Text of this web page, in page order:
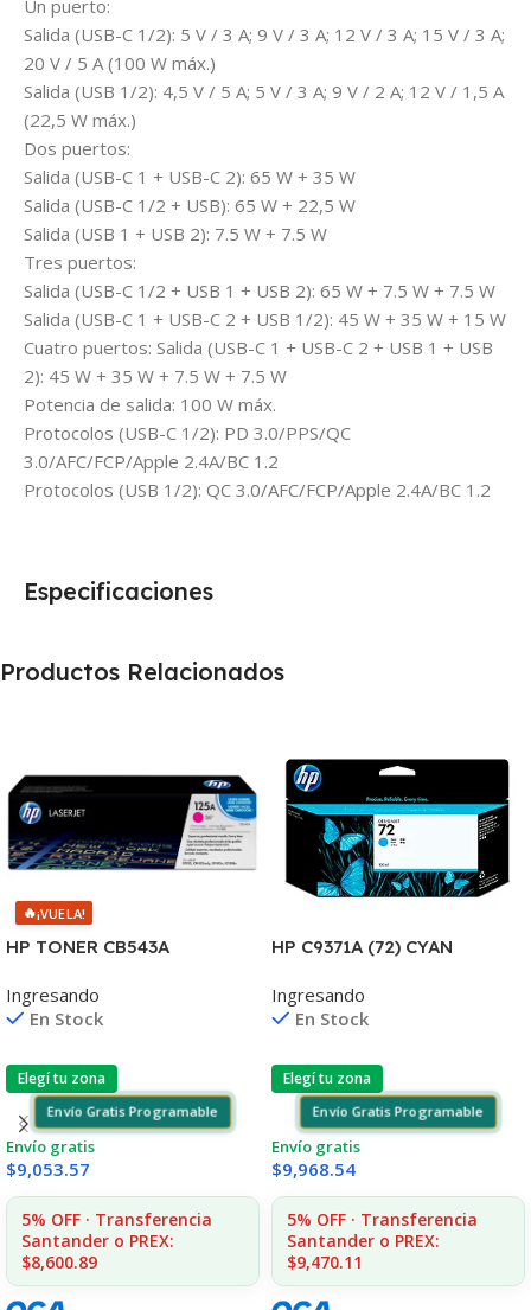
Un puerto:
Salida (USB-C 1/2): 5 V / 3 A; 9 V / 3 A; 12 V / 3 A; 15 V / 3 A;
20 V / 5 A (100 W máx.)
Salida (USB 1/2): 4,5 V / 5 A; 5 V / 3 A; 9 V / 2 A; 12 V / 1,5 A
(22,5 W máx.)
Dos puertos:
Salida (USB-C 1 + USB-C 2): 65 W + 35 W
Salida (USB-C 1/2 + USB): 65 W + 22,5 W
Salida (USB 1 + USB 2): 7.5 W + 7.5 W
Tres puertos:
Salida (USB-C 1/2 + USB 1 + USB 2): 65 W + 7.5 W + 7.5 W
Salida (USB-C 1 + USB-C 2 + USB 1/2): 45 W + 35 W + 15 W
Cuatro puertos: Salida (USB-C 1 + USB-C 2 + USB 1 + USB
2): 45 W + 35 W + 7.5 W + 7.5 W
Potencia de salida: 100 W máx.
Protocolos (USB-C 1/2): PD 3.0/PPS/QC
3.0/AFC/FCP/Apple 2.4A/BC 1.2
Protocolos (USB 1/2): QC 3.0/AFC/FCP/Apple 2.4A/BC 1.2
Especificaciones
Productos Relacionados
🔥¡VUELA!
HP TONER CB543A
COPIAS
1215/1515/1510/1312
Ingresando
En Stock
Elegí tu zona
Envío Gratis Programable
Envío gratis
$9,053.57
5% OFF · Transferencia
Santander o PREX:
$8,600.89
HP C9371A (72) CYAN
795/790 130ML UK
Ingresando
En Stock
Elegí tu zona
Envío Gratis Programable
Envío gratis
$9,968.54
5% OFF · Transferencia
Santander o PREX:
$9,470.11